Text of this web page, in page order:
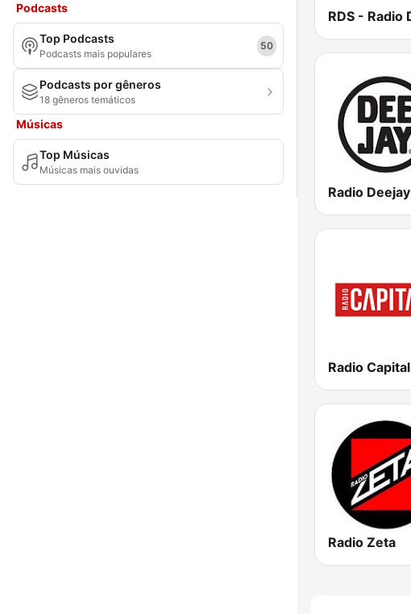
Podcasts
Top Podcasts
Podcasts mais populares
50
Podcasts por gêneros
18 gêneros temáticos
Músicas
Top Músicas
Músicas mais ouvidas
Radio Deejay
Radio Capital
Radio Zeta